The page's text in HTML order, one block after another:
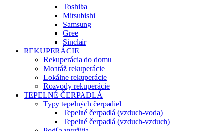
Toshiba
Mitsubishi
Samsung
Gree
Sinclair
REKUPERÁCIE
Rekuperácia do domu
Montáž rekuperácie
Lokálne rekuperácie
Rozvody rekuperácie
TEPELNÉ ČERPADLÁ
Typy tepelných čerpadiel
Tepelné čerpadlá (vzduch-voda)
Tepelné čerpadlá (vzduch-vzduch)